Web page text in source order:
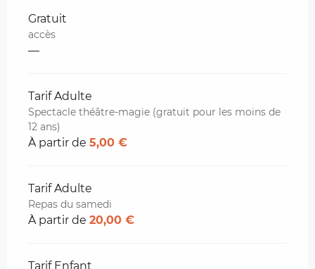
Tarifs 2026
Gratuit
accès
—
Tarif Adulte
Spectacle théâtre-magie (gratuit pour les moins de
12 ans)
À partir de 5,00 €
Tarif Adulte
Repas du samedi
À partir de 20,00 €
Tarif Enfant